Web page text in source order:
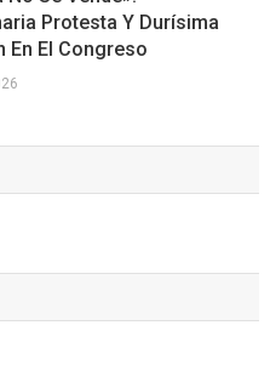
Protesta Y Durísima
En El Congreso